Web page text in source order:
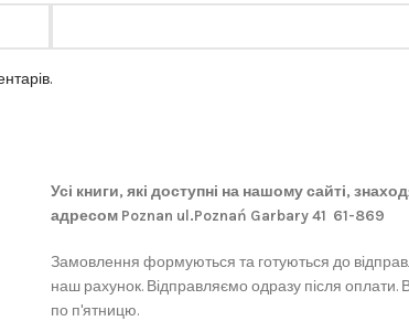
Усі книги, які доступні на нашому сайті,
адресом Poznan ul.Poznań Garbary 41 61-869
Замовлення формуються та готуються до
наш рахунок. Відправляємо одразу після оплати.
по п'ятницю.